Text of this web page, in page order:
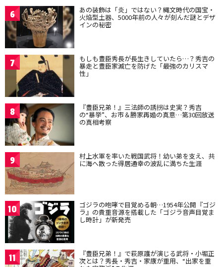
6 あの装飾は「炎」ではない？縄文時代の国宝・
火焔型土器、5000年前の人々が刻んだ謎とデザ
インの秘密
7 もしも豊臣秀長が長生きしていたら…？秀吉の
暴走と豊臣家滅亡を防げた「最強のカリスマ
性」
8 『豊臣兄弟！』三法師の誘拐は史実？秀吉
の“暴挙”、お市＆勝家再婚の真意…第30回放送
の真相考察
9 村上水軍を率いた戦国武将！幼い弟を支え、共
に海へ散った得居通幸の波乱に満ちた生涯
10 ゴジラの咆哮で目覚める朝…1954年公開『ゴジ
ラ』の貴重音源を搭載した「ゴジラ音声目覚ま
し時計」が新発売
11 『豊臣兄弟！』で萩原護が演じる武将・小堀正
次とは？秀長・秀吉・家康が重用、“出家を重